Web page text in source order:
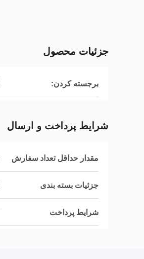
جزئیات محصول
برجسته کردن:
شرایط پرداخت و ارسال
مقدار حداقل تعداد سفارش
جزئیات بسته بندی
شرایط پرداخت